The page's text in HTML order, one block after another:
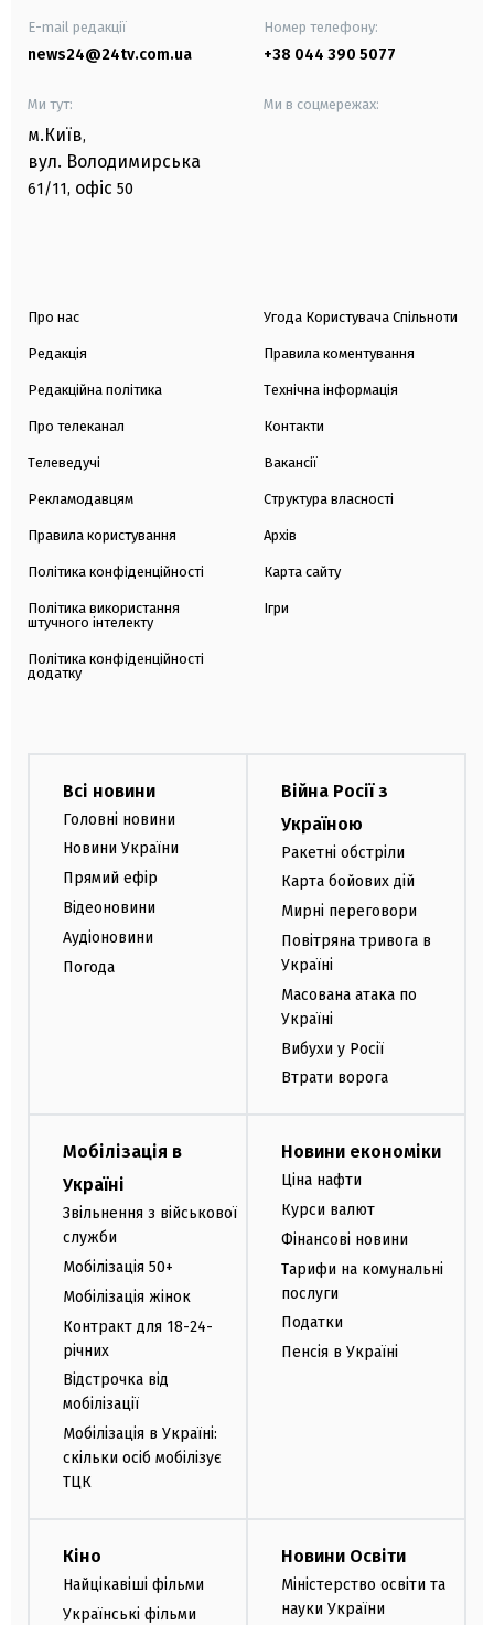
E-mail редакції
news24@24tv.com.ua
Номер телефону:
+38 044 390 5077
Ми тут:
м.Київ,
вул. Володимирська
61/11, офіс 50
Ми в соцмережах:
Про нас
Редакція
Редакційна політика
Про телеканал
Телеведучі
Рекламодавцям
Правила користування
Політика конфіденційності
Політика використання
штучного інтелекту
Політика конфіденційності
додатку
Угода Користувача Спільноти
Правила коментування
Технічна інформація
Контакти
Вакансії
Структура власності
Архів
Карта сайту
Ігри
Всі новини
Головні новини
Новини України
Прямий ефір
Відеоновини
Аудіоновини
Погода
Війна Росії з
Україною
Ракетні обстріли
Карта бойових дій
Мирні переговори
Повітряна тривога в
Україні
Масована атака по
Україні
Вибухи у Росії
Втрати ворога
Мобілізація в
Україні
Звільнення з військової
служби
Мобілізація 50+
Мобілізація жінок
Контракт для 18-24-
річних
Відстрочка від
мобілізації
Мобілізація в Україні:
скільки осіб мобілізує
ТЦК
Новини економіки
Ціна нафти
Курси валют
Фінансові новини
Тарифи на комунальні
послуги
Податки
Пенсія в Україні
Кіно
Найцікавіші фільми
Українські фільми
Новини Освіти
Міністерство освіти та
науки України